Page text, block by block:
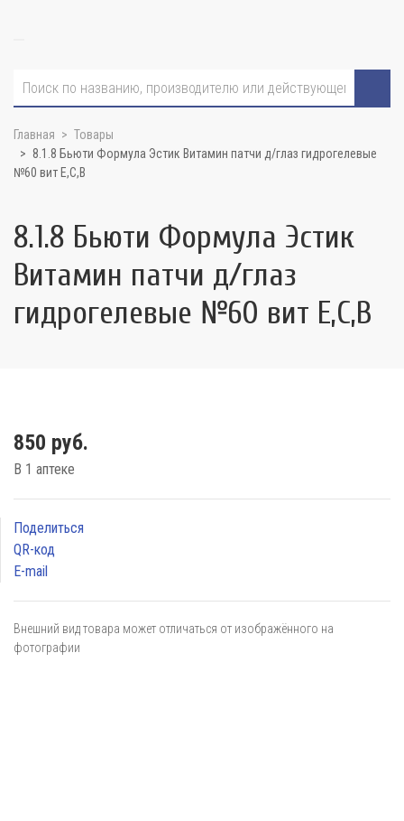
Главная
Товары
8.1.8 Бьюти Формула Эстик Витамин патчи д/глаз гидрогелевые
№60 вит Е,С,В
8.1.8 Бьюти Формула Эстик
Витамин патчи д/глаз
гидрогелевые №60 вит Е,С,В
850 руб.
В 1 аптеке
Поделиться
QR-код
E-mail
Внешний вид товара может отличаться от изображённого на
фотографии